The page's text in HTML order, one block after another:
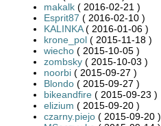
makalk ( 2016-02-21 )
Esprit87 ( 2016-02-10 )
KALINKA( 2016-01-06 )
krone_pol ( 2015-11-18 )
wiecho ( 2015-10-05 )
zombsky ( 2015-10-03 )
noorbi ( 2015-09-27 )
Blondo ( 2015-09-27 )
bikeandfire ( 2015-09-23 )
elizium ( 2015-09-20 )
czarny.piejo ( 2015-09-20 )